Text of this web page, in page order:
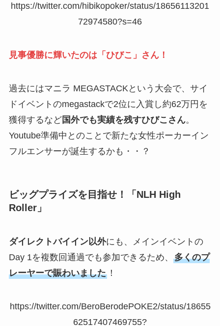
https://twitter.com/hibikopoker/status/18656113201
72974580?s=46
見事優勝に輝いたのは「ひびこ」さん！
過去にはマニラ MEGASTACKという大会で、サイ
ドイベントのmegastackで2位に入賞し約62万円を
獲得するなど国外でも実績を残すひびこさん。
Youtube準備中とのことで新たな女性ポーカーイン
フルエンサーが誕生するかも・・？
ビッグプライズを目指せ！「NLH High
Roller」
ダイレクトバイイン以外にも、メインイベントの
Day 1を複数回通過でも参加できるため、 多くのプ
レーヤーで賑わいました！
https://twitter.com/BeroBerodePOKE2/status/18655
62517407469755?